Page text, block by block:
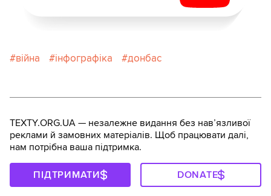
війна інфографіка донбас
TEXTY.ORG.UA — незалежне видання без навʼязливої
реклами й замовних матеріалів. Щоб працювати далі,
нам потрібна ваша підтримка.
ПІДТРИМАТИ DONATE